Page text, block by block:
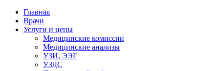
Главная
Врачи
Услуги и цены
Медицинские комиссии
Медицинские анализы
УЗИ, ЭЭГ
УЗДС